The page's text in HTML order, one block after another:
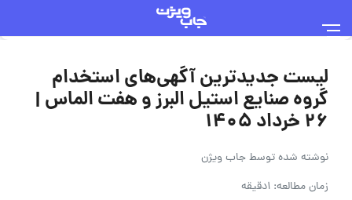
لیست جدیدترین آگهی‌های استخدام
گروه صنایع استیل البرز و هفت الماس |
۲۶ خرداد ۱۴۰۵
نوشته شده توسطجاب ویژن
زمان مطالعه: 1دقیقه